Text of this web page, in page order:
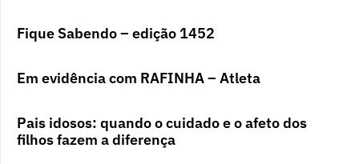
Fique Sabendo – edição 1452
Em evidência com RAFINHA – Atleta
Pais idosos: quando o cuidado e o afeto dos
filhos fazem a diferença